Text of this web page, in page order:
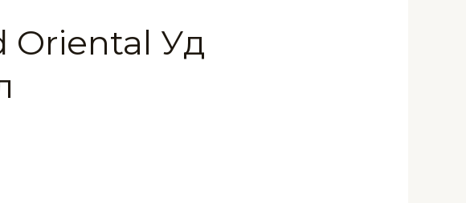
Oriental Уд